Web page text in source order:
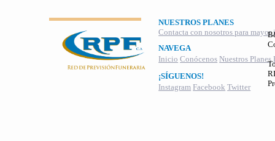
NUESTROS PLANES
Contacta con nosotros para
NAVEGA
Inicio Conócenos Nuestros Planes
¡SÍGUENOS!
Instagram Facebook Twitter